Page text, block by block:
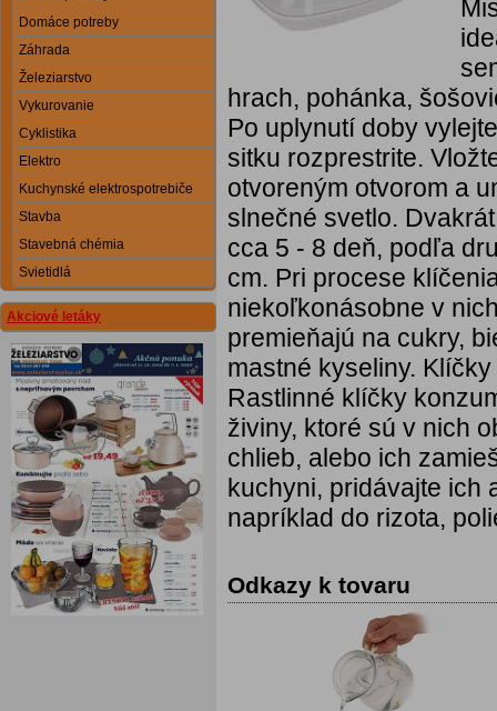
Domáce potreby
Záhrada
Železiarstvo
Vykurovanie
Cyklistika
Elektro
Kuchynské elektrospotrebiče
Stavba
Stavebná chémia
Svietidlá
Akciové letáky
hrach, pohánka,
Po uplynutí doby
sitku rozprestrite.
otvoreným otvorom a
slnečné svetlo.
cca 5 - 8 deň, podľa
cm. Pri procese
niekoľkonásobne v
premieňajú na cukry,
mastné kyseliny.
Rastlinné klíčky
živiny, ktoré sú v nich
chlieb, alebo ich
kuchyni, pridávajte ich
napríklad do rizota,
Odkazy k tovaru